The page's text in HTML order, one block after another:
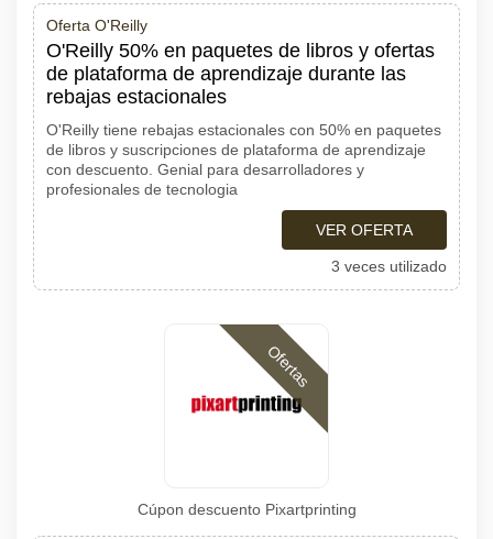
Oferta O'Reilly
O'Reilly 50% en paquetes de libros y ofertas
de plataforma de aprendizaje durante las
rebajas estacionales
O'Reilly tiene rebajas estacionales con 50% en paquetes
de libros y suscripciones de plataforma de aprendizaje
con descuento. Genial para desarrolladores y
profesionales de tecnologia
VER OFERTA
3 veces utilizado
Ofertas
Cúpon descuento Pixartprinting